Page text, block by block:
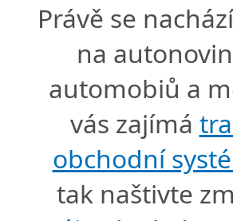
Právě se
na
automobiů a
vás zajímá
obchodní
tak naštivte